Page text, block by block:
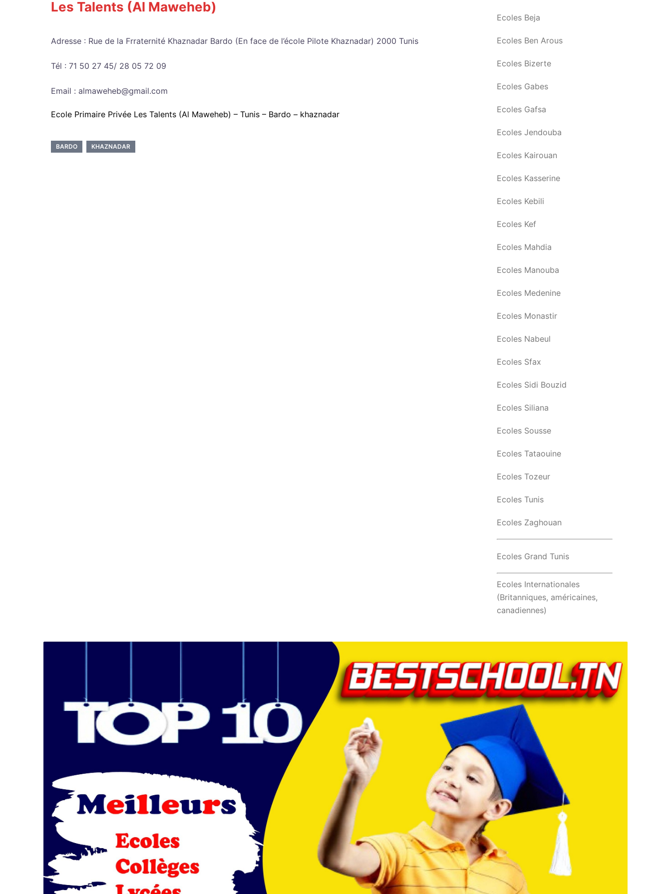
Les Talents (Al Maweheb)
Adresse : Rue de la Frraternité Khaznadar Bardo (En face de l’école Pilote Khaznadar) 2000 Tunis
Tél : 71 50 27 45/ 28 05 72 09
Email : almaweheb@gmail.com
Ecole Primaire Privée Les Talents (Al Maweheb) – Tunis – Bardo – khaznadar
BARDO KHAZNADAR
Ecoles Beja
Ecoles Ben Arous
Ecoles Bizerte
Ecoles Gabes
Ecoles Gafsa
Ecoles Jendouba
Ecoles Kairouan
Ecoles Kasserine
Ecoles Kebili
Ecoles Kef
Ecoles Mahdia
Ecoles Manouba
Ecoles Medenine
Ecoles Monastir
Ecoles Nabeul
Ecoles Sfax
Ecoles Sidi Bouzid
Ecoles Siliana
Ecoles Sousse
Ecoles Tataouine
Ecoles Tozeur
Ecoles Tunis
Ecoles Zaghouan
Ecoles Grand Tunis
Ecoles Internationales
(Britanniques, américaines,
canadiennes)